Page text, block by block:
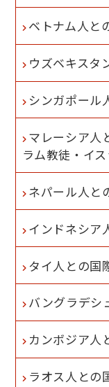
ベトナム人と
ウズベキスタ
シンガポール
マレーシア人
ラム教徒・イ
ネパール人と
インドネシア
タイ人との国
バングラデシ
カンボジア人
ラオス人との